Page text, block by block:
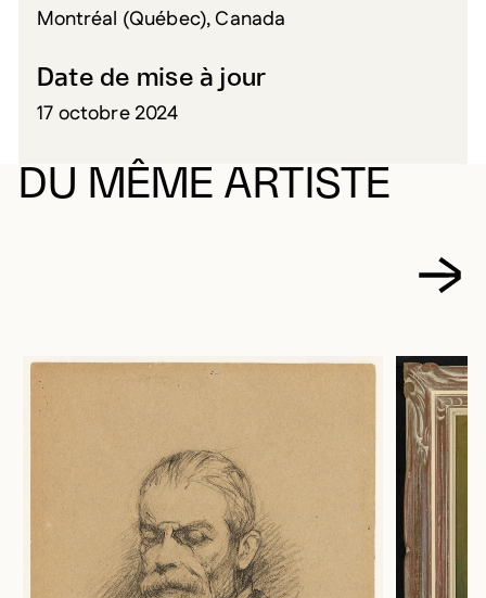
Montréal (Québec), Canada
Date de mise à jour
17 octobre 2024
DU MÊME ARTISTE